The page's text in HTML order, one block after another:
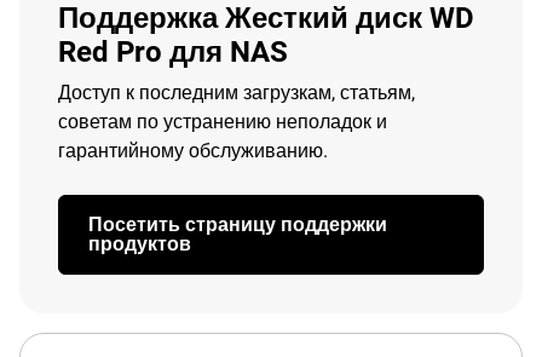
Поддержка Жесткий диск WD
Red Pro для NAS
Доступ к последним загрузкам, статьям,
советам по устранению неполадок и
гарантийному обслуживанию.
Посетить страницу поддержки
продуктов